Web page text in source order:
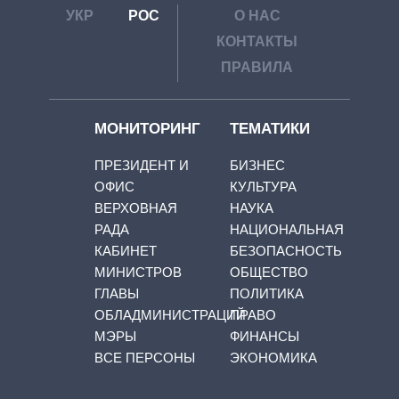
УКР РОС
О НАС
КОНТАКТЫ
ПРАВИЛА
МОНИТОРИНГ
ПРЕЗИДЕНТ И
ОФИС
ВЕРХОВНАЯ
РАДА
КАБИНЕТ
МИНИСТРОВ
ГЛАВЫ
ОБЛАДМИНИСТРАЦИЙ
МЭРЫ
ВСЕ ПЕРСОНЫ
ТЕМАТИКИ
БИЗНЕС
КУЛЬТУРА
НАУКА
НАЦИОНАЛЬНАЯ
БЕЗОПАСНОСТЬ
ОБЩЕСТВО
ПОЛИТИКА
ПРАВО
ФИНАНСЫ
ЭКОНОМИКА